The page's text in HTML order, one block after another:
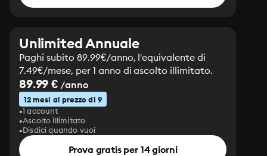
Unlimited Annuale
Paghi subito 89.99€/anno, l'equivalente di
7.49€/mese, per 1 anno di ascolto illimitato.
89.99 € /anno
12 mesi al prezzo di 9
1 account
Ascolto illimitato
Disdici quando vuoi
Prova gratis per 14 giorni